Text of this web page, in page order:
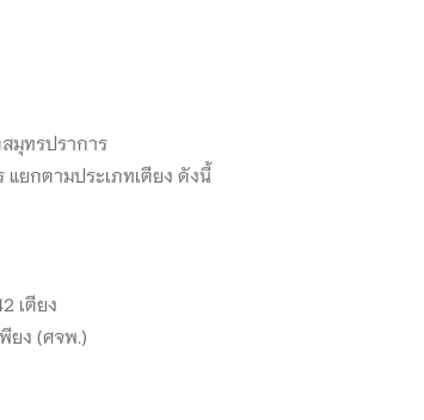
มุทรปราการ
แยกตามประเภทเตียง ดังนี้
เตียง
ยง (ศจพ.)